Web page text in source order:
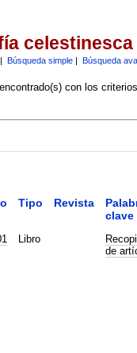
celestinesca
Búsqueda simple| Búsqueda
con los
Tipo Revista
clave
Libro
de